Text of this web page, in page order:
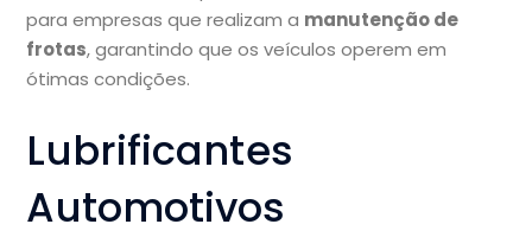
para empresas que realizam a manutenção de
frotas, garantindo que os veículos operem em
ótimas condições.
Lubrificantes
Automotivos